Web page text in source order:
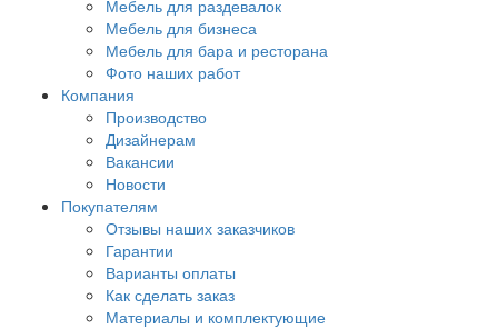
Мебель для раздевалок
Мебель для бизнеса
Мебель для бара и ресторана
Фото наших работ
Компания
Производство
Дизайнерам
Вакансии
Новости
Покупателям
Отзывы наших заказчиков
Гарантии
Варианты оплаты
Как сделать заказ
Материалы и комплектующие